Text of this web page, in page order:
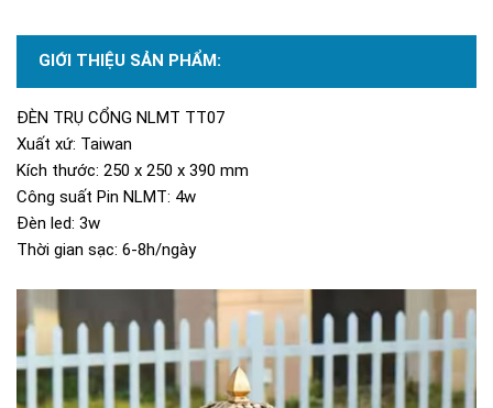
GIỚI THIỆU SẢN PHẨM:
ĐÈN TRỤ CỔNG NLMT TT07
Xuất xứ: Taiwan
Kích thước: 250 x 250 x 390 mm
Công suất Pin NLMT: 4w
Đèn led: 3w
Thời gian sạc: 6-8h/ngày